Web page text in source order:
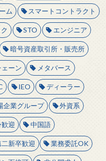
ム スマートコントラクト
STO エンジニア
暗号資産取引所・販売所
ーン メタバース
IEO ディーラー
企業グループ 外資系
迎 中国語
二新卒歓迎 業務委託OK